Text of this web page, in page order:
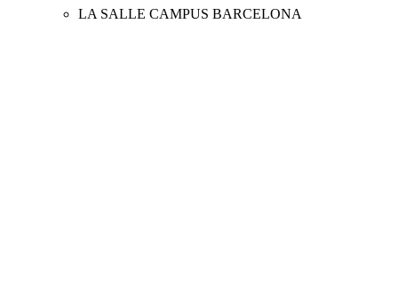
LA SALLE CAMPUS BARCELONA